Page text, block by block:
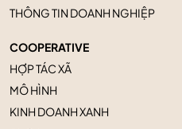
THÔNG TIN DOANH NGHIỆP
COOPERATIVE
HỢP TÁC XÃ
MÔ HÌNH
KINH DOANH XANH